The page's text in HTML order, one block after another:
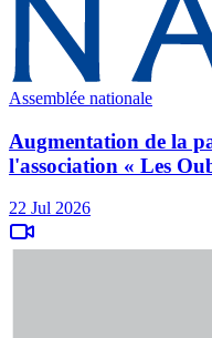
Assemblée nationale
Augmentation de la
l'association « Les
22 Jul 2026